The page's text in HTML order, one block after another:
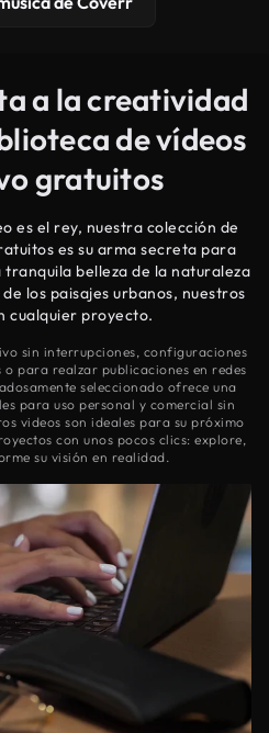
a la creatividad
de vídeos
gratuitos
es el rey, nuestra colección de
es su arma secreta para
belleza de la naturaleza
los paisajes urbanos, nuestros
cualquier proyecto.
sin interrupciones, configuraciones
para realzar publicaciones en redes
seleccionado ofrece una
para uso personal y comercial sin
videos son ideales para su próximo
con unos pocos clics: explore,
su visión en realidad.